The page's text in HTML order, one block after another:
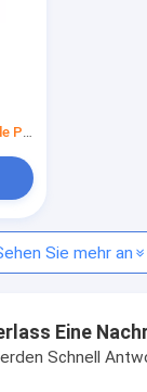
Holen Sie sich aktuelle Preis
Sie mehr an
Eine
Schnell